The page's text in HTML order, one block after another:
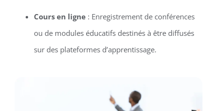
Cours en ligne: Enregistrement de conférences
ou de modules éducatifs destinés à être diffusés
sur des plateformes d’apprentissage.